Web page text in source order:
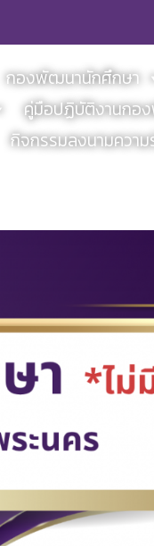
กองพัฒนานักศึกษา
คู่มือปฏิบัติงานกอ
กิจกรรมลงนามความ